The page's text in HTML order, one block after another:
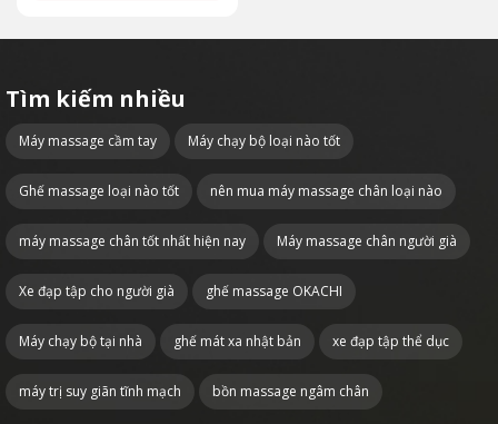
Tìm kiếm nhiều
Máy massage cầm tay Máy chạy bộ loại nào tốt
Ghế massage loại nào tốt nên mua máy massage chân loại nào
máy massage chân tốt nhất hiện nay Máy massage chân người già
Xe đạp tập cho người già ghế massage OKACHI
Máy chạy bộ tại nhà ghế mát xa nhật bản xe đạp tập thể dục
máy trị suy giãn tĩnh mạch bồn massage ngâm chân